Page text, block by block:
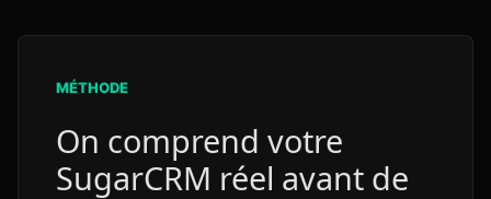
MÉTHODE
On comprend votre
SugarCRM réel avant de